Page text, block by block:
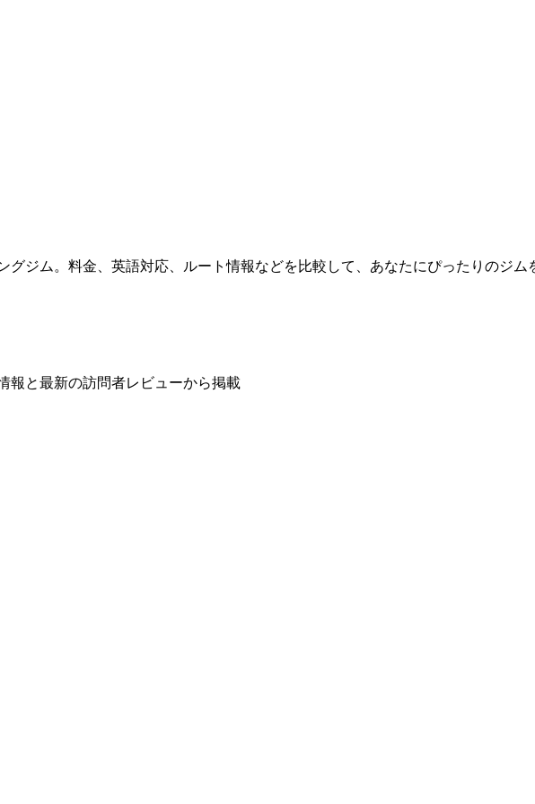
ジム。料金、英語対応、ルート情報などを比較して、あなたにぴったりのジム
報と最新の訪問者レビューから掲載